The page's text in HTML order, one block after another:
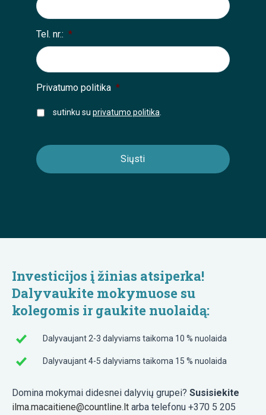
Tel. nr.: *
Privatumo politika *
sutinku su privatumo politika
Investicijos į žinias atsiperka!
Dalyvaukite mokymuose su
kolegomis ir gaukite nuolaidą:
Dalyvaujant 2-3 dalyviams taikoma 10 % nuolaida
Dalyvaujant 4-5 dalyviams taikoma 15 % nuolaida
Domina mokymai didesnei dalyvių grupei? Susisiekite
ilma.macaitiene@countline.lt arba telefonu +370 5 205